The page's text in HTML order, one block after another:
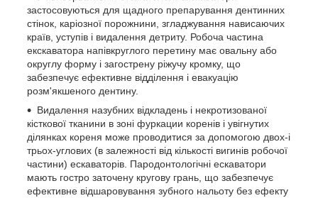
застосовуються для щадного препарування дентинних
стінок, каріозної порожнини, згладжування нависаючих
країв, уступів і видалення детриту. Робоча частина
екскаватора напівкруглого перетину має овальну або
округлу форму і загострену ріжучу кромку, що
забезпечує ефективне відділення і евакуацію
розм'якшеного дентину.
Видалення назубних відкладень і некротизованої
кісткової тканини в зоні фуркации коренів і увігнутих
ділянках кореня може проводитися за допомогою двох-і
трьох-углових (в залежності від кількості вигинів робочої
частини) ескаваторів. Пародонтологічні ескаватори
мають гостро заточену кругову грань, що забезпечує
ефективне відшаровування зубного нальоту без ефекту